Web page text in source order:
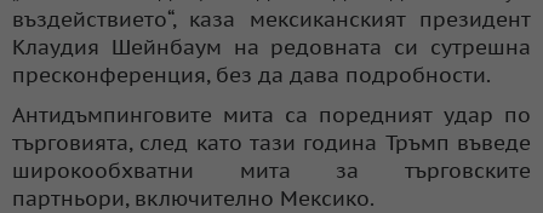
въздействието“, каза мексиканският президент
Клаудия Шейнбаум на редовната си сутрешна
пресконференция, без да дава подробности.
Антидъмпинговите мита са поредният удар по
търговията, след като тази година Тръмп въведе
широкообхватни мита за търговските
партньори, включително Мексико.